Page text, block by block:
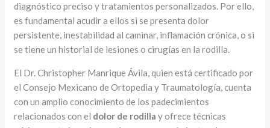
diagnóstico preciso y tratamientos personalizados. Por ello,
es fundamental acudir a ellos si se presenta dolor
persistente, inestabilidad al caminar, inflamación crónica, o si
se tiene un historial de lesiones o cirugías en la rodilla.
El Dr. Christopher Manrique Ávila, quien está certificado por
el Consejo Mexicano de Ortopedia y Traumatología, cuenta
con un amplio conocimiento de los padecimientos
relacionados con el dolor de rodilla y ofrece técnicas